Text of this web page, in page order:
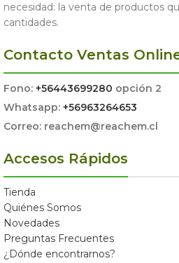
necesidad: la venta de productos
cantidades.
Contacto Ventas
Fono: +56443699280 opción 2
Whatsapp: +56963264653
Correo: reachem@reachem.cl
Accesos Rápidos
Tienda
Quiénes Somos
Novedades
Preguntas Frecuentes
¿Dónde encontrarnos?